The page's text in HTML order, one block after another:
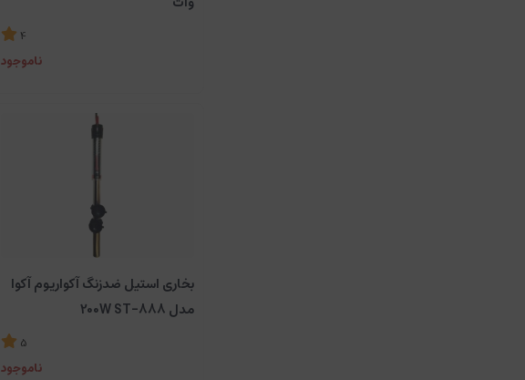
4
ناموجود
بخاری استیل ضدزنگ آکواریوم آکوا
مدل 200W ST-888
5
ناموجود